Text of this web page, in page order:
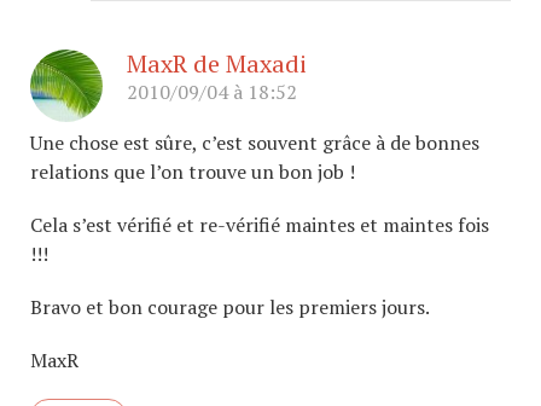
MaxR de Maxadi
2010/09/04 à 18:52
Une chose est sûre, c’est souvent grâce à de bonnes
relations que l’on trouve un bon job !
Cela s’est vérifié et re-vérifié maintes et maintes fois
!!!
Bravo et bon courage pour les premiers jours.
MaxR